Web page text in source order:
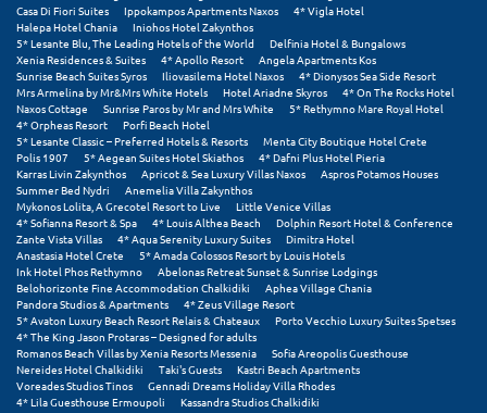
Σαντορίνη
Σέριφος
Σέρρες
Σιθωνία
Σίκινος
Σίφνος
Σκαφιδιά Ηλείας
Σκιάθος
Σκόπελος
Σκύρος
Casa Di Fiori Suites
Ippokampos Apartments Naxos
4* Vigla Hotel
Halepa Hotel Chania
Iniohos Hotel Zakynthos
5* Lesante Blu, The Leading Hotels of the World
Delfinia Hotel & Bungalows
Xenia Residences & Suites
4* Apollo Resort
Angela Apartments Kos
Sunrise Beach Suites Syros
Iliovasilema Hotel Naxos
4* Dionysos Sea Side Resort
Mrs Armelina by Mr&Mrs White Hotels
Hotel Ariadne Skyros
4* On The Rocks Hotel
Naxos Cottage
Sunrise Paros by Mr and Mrs White
5* Rethymno Mare Royal Hotel
4* Orpheas Resort
Porfi Beach Hotel
5* Lesante Classic – Preferred Hotels & Resorts
Menta City Boutique Hotel Crete
Polis 1907
5* Aegean Suites Hotel Skiathos
4* Dafni Plus Hotel Pieria
Karras Livin Zakynthos
Apricot & Sea Luxury Villas Naxos
Aspros Potamos Houses
Summer Bed Nydri
Anemelia Villa Zakynthos
Mykonos Lolita, A Grecotel Resort to Live
Little Venice Villas
4* Sofianna Resort & Spa
4* Louis Althea Beach
Dolphin Resort Hotel & Conference
Zante Vista Villas
4* Aqua Serenity Luxury Suites
Dimitra Hotel
Anastasia Hotel Crete
5* Amada Colossos Resort by Louis Hotels
Ink Hotel Phos Rethymno
Abelonas Retreat Sunset & Sunrise Lodgings
Belohorizonte Fine Accommodation Chalkidiki
Aphea Village Chania
Pandora Studios & Apartments
4* Zeus Village Resort
5* Avaton Luxury Beach Resort Relais & Chateaux
Porto Vecchio Luxury Suites Spetses
4* The King Jason Protaras – Designed for adults
Romanos Beach Villas by Xenia Resorts Messenia
Sofia Areopolis Guesthouse
Nereides Hotel Chalkidiki
Taki's Guests
Kastri Beach Apartments
Voreades Studios Tinos
Gennadi Dreams Holiday Villa Rhodes
4* Lila Guesthouse Ermoupoli
Kassandra Studios Chalkidiki